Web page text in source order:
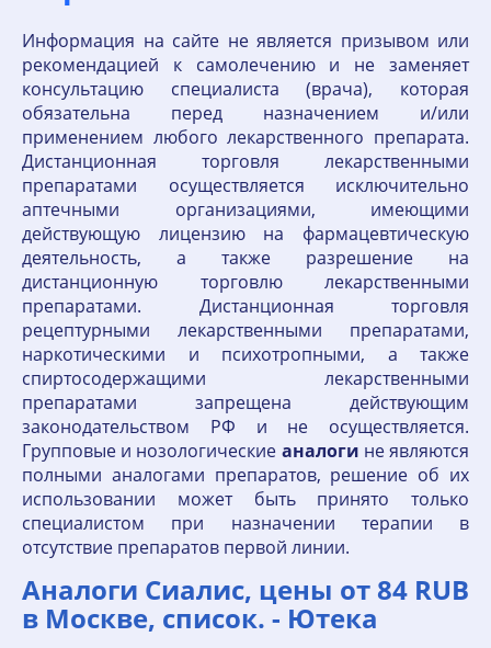
Информация на сайте не является призывом или
рекомендацией к самолечению и не заменяет
консультацию специалиста (врача), которая
обязательна перед назначением и/или
применением любого лекарственного препарата.
Дистанционная торговля лекарственными
препаратами осуществляется исключительно
аптечными организациями, имеющими
действующую лицензию на фармацевтическую
деятельность, а также разрешение на
дистанционную торговлю лекарственными
препаратами. Дистанционная торговля
рецептурными лекарственными препаратами,
наркотическими и психотропными, а также
спиртосодержащими лекарственными
препаратами запрещена действующим
законодательством РФ и не осуществляется.
Групповые и нозологические аналоги не являются
полными аналогами препаратов, решение об их
использовании может быть принято только
специалистом при назначении терапии в
отсутствие препаратов первой линии.
Аналоги Сиалис, цены от 84 RUB
в Москве, список. - Ютека